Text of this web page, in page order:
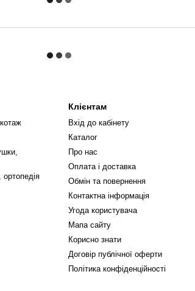
ортопедія
Клієнтам
Вхід до кабінету
Каталог
Про нас
Оплата і доставка
Обмін та повернення
Контактна інформація
Угода користувача
Мапа сайту
Корисно знати
Договір публічної оферти
Політика конфіденційності